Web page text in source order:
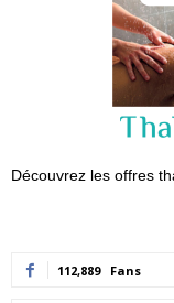
Découvrez les offres
112,889 Fans